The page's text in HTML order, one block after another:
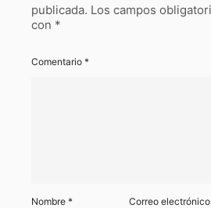
publicada. Los campos
con *
Comentario *
Nombre * Correo